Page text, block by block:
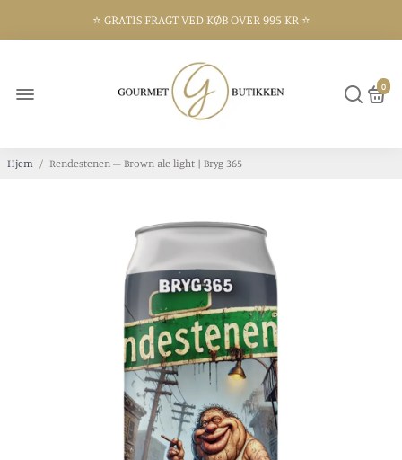
⭐️ GRATIS FRAGT VED KØB OVER 995 KR ⭐️
0
Hjem / Rendestenen – Brown ale light | Bryg 365